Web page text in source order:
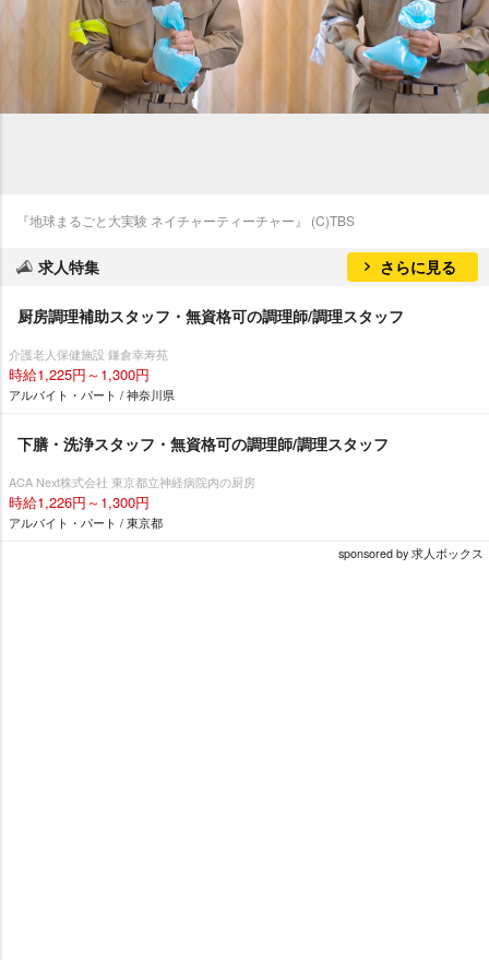
『地球まるごと大実験 ネイチャーティーチャー』 (C)TBS
求人特集 さらに見る
厨房調理補助スタッフ・無資格可の調理師/調理スタッフ
介護老人保健施設 鎌倉幸寿苑
時給1,225円～1,300円
アルバイト・パート / 神奈川県
下膳・洗浄スタッフ・無資格可の調理師/調理スタッフ
ACA Next株式会社 東京都立神経病院内の厨房
時給1,226円～1,300円
アルバイト・パート / 東京都
sponsored by 求人ボックス